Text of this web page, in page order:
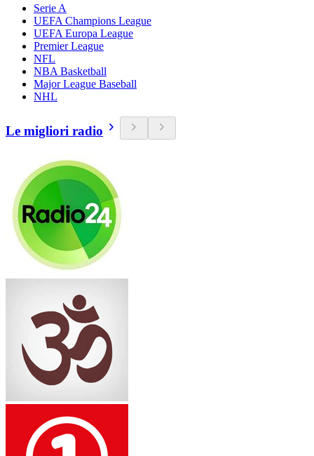
Serie A
UEFA Champions League
UEFA Europa League
Premier League
NFL
NBA Basketball
Major League Baseball
NHL
Le migliori radio